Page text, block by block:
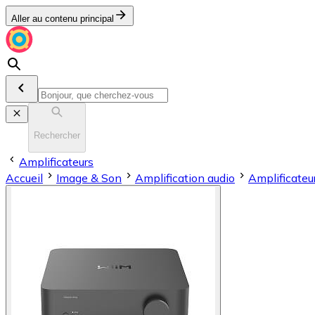
Aller au contenu principal
Rechercher
Amplificateurs
Accueil
Image & Son Amplification audio